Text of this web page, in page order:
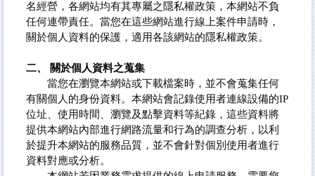
名經營，各網站均有其專屬之隱私權政策，本網站不負
任何連帶責任。當您在這些網站進行線上案件申請時，
關於個人資料的保護，適用各該網站的隱私權政策。
二、 關於個人資料之蒐集
當您在瀏覽本網站或下載檔案時，並不會蒐集任何
有關個人的身份資料。本網站會記錄使用者連線設備的IP
位址、使用時間、瀏覽及點擊資料等紀錄，這些資料將
提供本網站內部進行網路流量和行為的調查分析，以利
於提升本網站的服務品質，並不會針對個別使用者進行
資料對應或分析。